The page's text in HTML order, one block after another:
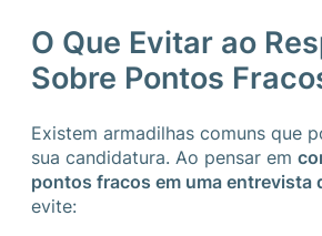
O Que Evitar ao
Sobre Pontos
Existem armadilhas comuns que
sua candidatura. Ao pensar em
pontos fracos em uma entrevista
evite: